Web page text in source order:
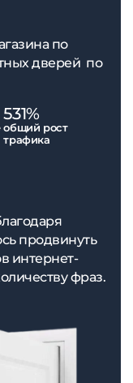
по
дверей по
531%
общий рост
трафика
продвинуть
интернет-
фраз.